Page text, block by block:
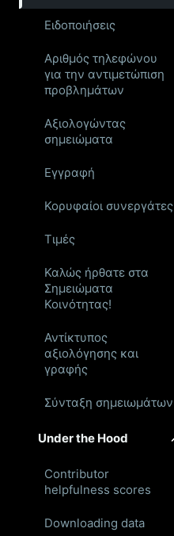
Ειδοποιήσεις
Αριθμός τηλεφώνου
για την αντιμετώπιση
προβλημάτων
Αξιολογώντας
σημειώματα
Εγγραφή
Κορυφαίοι συνεργάτες
Τιμές
Καλώς ήρθατε στα
Σημειώματα
Κοινότητας!
Αντίκτυπος
αξιολόγησης και
γραφής
Σύνταξη σημειωμάτων
Under the Hood
Contributor
helpfulness scores
Downloading data